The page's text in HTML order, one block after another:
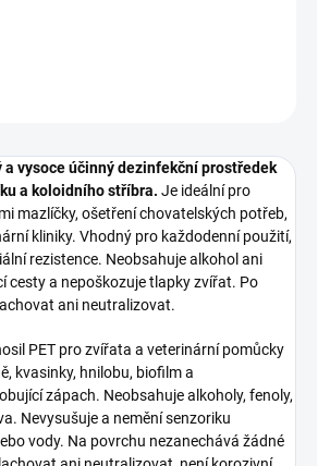
a vysoce účinný dezinfekční prostředek
a koloidního stříbra. Je ideální pro
mazlíčky, ošetření chovatelských potřeb,
kliniky. Vhodný pro každodenní použití,
rezistence. Neobsahuje alkohol ani
cesty a nepoškozuje tlapky zvířat. Po
ani neutralizovat.
PET pro zvířata a veterinární pomůcky
kvasinky, hnilobu, biofilm a
zápach. Neobsahuje alkoholy, fenoly,
Nevysušuje a nemění senzoriku
vody. Na povrchu nezanechává žádné